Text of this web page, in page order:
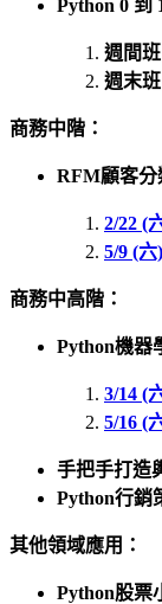
Python 0 到
週間班
週末班
商務中階：
RFM顧客分
2/22 (
5/9 (六
商務中高階：
Python機器
3/14 (
5/16 (
手把手打造
Python行銷
其他領域應用：
Python股票